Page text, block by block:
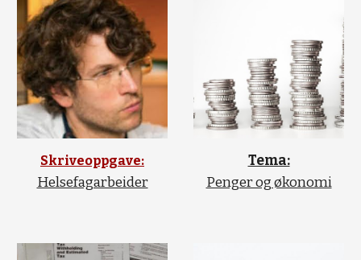
Skriveoppgave:
Helsefagarbeider
Tema:
Penger og økonomi